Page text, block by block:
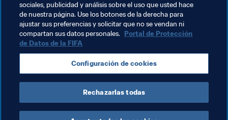
Temas relacionados
Copa Mundial de Beach Soccer de la FIFA Rusia
2021™
Switzerland UEFA France Italy
sociales, publicidad y análisis sobre el uso que usted hace
de nuestra página. Use los botones de la derecha para
ajustar sus preferencias y solicitar que no se vendan ni
compartan sus datos personales. Portal de Protección
de Datos de la FIFA
Configuración de cookies
Rechazarlas todas